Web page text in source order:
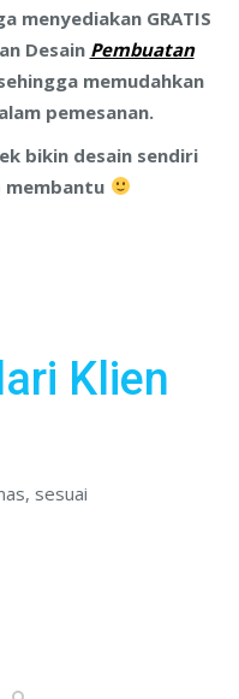
menyediakan GRATIS
Desain Pembuatan
memudahkan
pemesanan.
bikin desain sendiri
membantu
Klien
temen pada